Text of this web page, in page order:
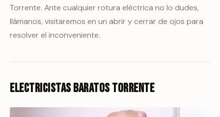
Torrente. Ante cualquier rotura eléctrica no lo dudes,
llámanos, visitaremos en un abrir y cerrar de ojos para
resolver el inconveniente.
Electricistas Baratos Torrente